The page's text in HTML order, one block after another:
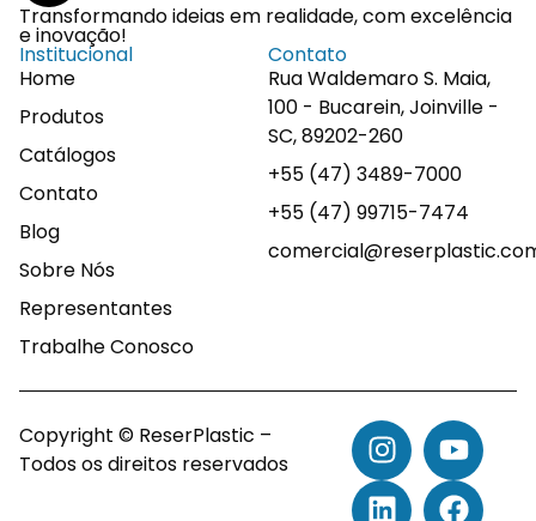
Transformando ideias em realidade, com excelência
e inovação!
Institucional
Home
Produtos
Catálogos
Contato
Blog
Sobre Nós
Representantes
Trabalhe Conosco
Contato
Rua Waldemaro S. Maia,
100 - Bucarein, Joinville -
SC, 89202-260
+55 (47) 3489-7000
+55 (47) 99715-7474
Copyright © ReserPlastic –
Todos os direitos reservados